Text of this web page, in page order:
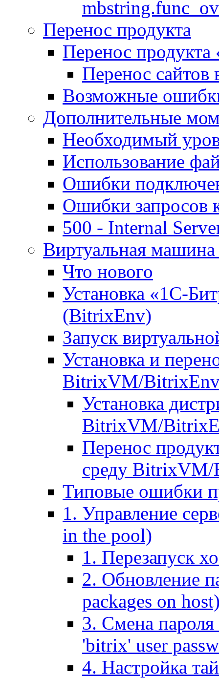
Перенос продукта
Перенос продукта
Перенос сайтов
Возможные
Дополнительные
Необходимый
Использование
Ошибки
Ошибки запросов
500 - Internal
Виртуальная
Что нового
Установка «1С-
(BitrixEnv)
Запуск
Установка и
BitrixVM/
Установка
BitrixVM/
Перенос
среду
Типовые ошибки
1. Управление
in the pool)
1. Перезапуск
2. Обновление
packages on
3. Смена пароля
'bitrix' user
4. Настройка